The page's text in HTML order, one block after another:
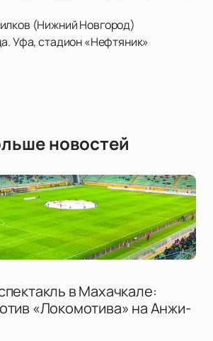
(Нижний Новгород)
Уфа, стадион «Нефтяник»
новостей
в Махачкале:
«Локомотива» на Анжи-